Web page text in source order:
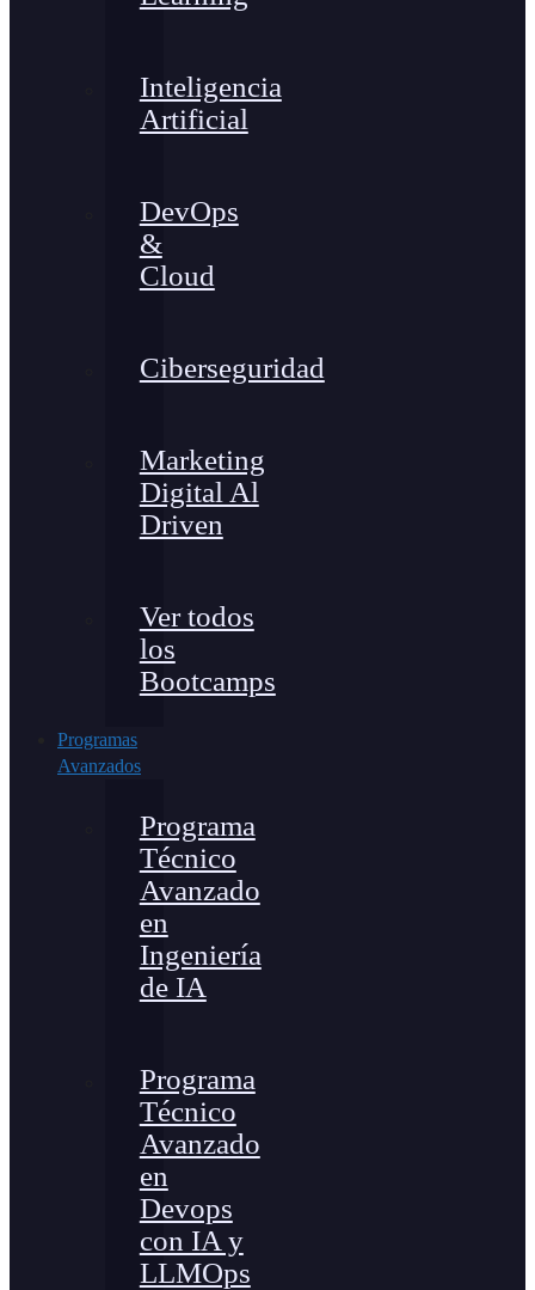
Inteligencia
Artificial
DevOps
&
Cloud
Ciberseguridad
Marketing
Digital Al
Driven
Ver todos
los
Bootcamps
Programas
Avanzados
Programa
Técnico
Avanzado
en
Ingeniería
de IA
Programa
Técnico
Avanzado
en
Devops
con IA y
LLMOps